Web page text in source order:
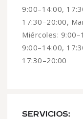
9:00–14:00,
17:30–20:00,
Miércoles:
9:00–14:00,
17:30–20:00
SERVICIOS: